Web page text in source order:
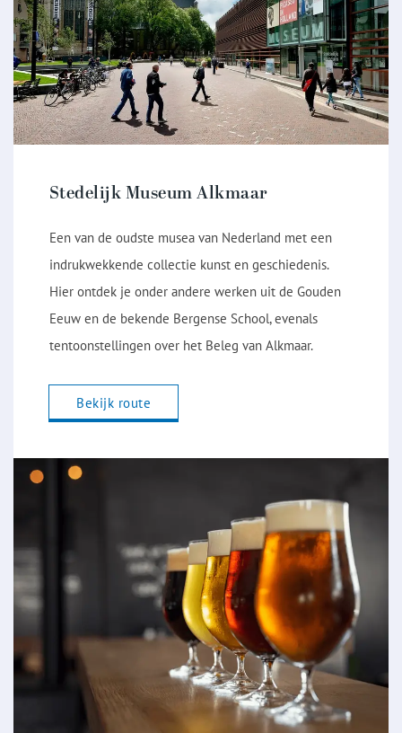
Stedelijk Museum Alkmaar
Een van de oudste musea van Nederland met een
indrukwekkende collectie kunst en geschiedenis.
Hier ontdek je onder andere werken uit de Gouden
Eeuw en de bekende Bergense School, evenals
tentoonstellingen over het Beleg van Alkmaar.
Bekijk route